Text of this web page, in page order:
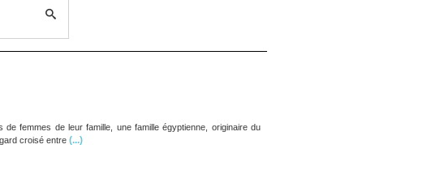
femmes de leur famille, une famille égyptienne, originaire du
croisé entre(...)